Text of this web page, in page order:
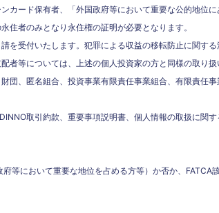
カード保有者、「外国政府等において重要な公的地位
住者のみとなり永住権の証明が必要となります。
を受付いたします。犯罪による収益の移転防止に関す
者等については、上述の個人投資家の方と同様の取り扱
団、匿名組合、投資事業有限責任事業組合、有限責任事
取引約款、重要事項説明書、個人情報の取扱に関
等において重要な地位を占める方等）か否か、FATCA